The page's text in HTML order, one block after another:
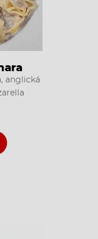
anglická